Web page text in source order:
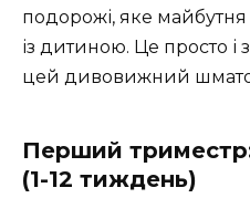
подорожі, яке
із дитиною. Це просто і
цей дивовижний
Перший
(1-12 тиждень)